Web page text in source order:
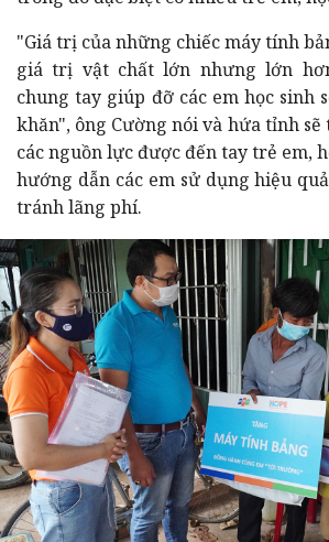
"Giá trị của những chiếc máy tính
giá trị vật chất lớn nhưng lớn
chung tay giúp đỡ các em học sinh
khăn", ông Cường nói và hứa tỉnh
các nguồn lực được đến tay trẻ em,
hướng dẫn các em sử dụng hiệu
tránh lãng phí.